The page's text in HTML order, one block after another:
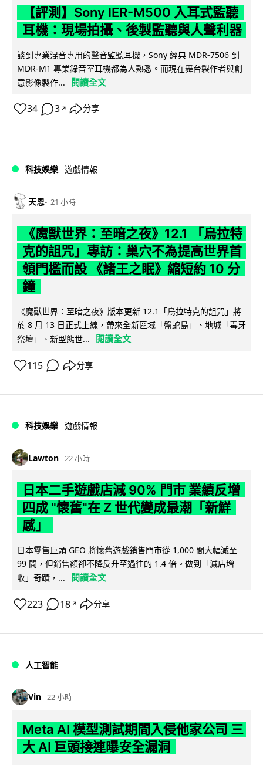
【評測】Sony IER-M500 入耳式監聽
耳機：現場拍攝、後製監聽與人聲利器
談到專業混音專用的聲音監聽耳機，Sony 經典 MDR-7506 到
MDR-M1 專業錄音室耳機都為人熟悉。而現在舞台製作者與創
意影像製作...
閱讀全文
34 3 ↗ 分享
科技娛樂 遊戲情報
天恩 21 小時
《魔獸世界：至暗之夜》12.1 「烏拉特
克的詛咒」專訪：巢穴不為提高世界首
領門檻而設 《諸王之眠》縮短約 10 分
鐘
《魔獸世界：至暗之夜》版本更新 12.1「烏拉特克的詛咒」將
於 8 月 13 日正式上線，帶來全新區域「盤蛇島」、地城「毒牙
祭壇」、新型態世...
閱讀全文
115 分享
科技娛樂 遊戲情報
Lawton 22 小時
日本二手遊戲店減 90% 門市 業績反增
四成 "懷舊"在 Z 世代變成最潮「新鮮
感」
日本零售巨頭 GEO 將懷舊遊戲銷售門市從 1,000 間大幅減至
99 間，但銷售額卻不降反升至過往的 1.4 倍。做到「減店增
收」奇蹟，...
閱讀全文
223 18 ↗ 分享
人工智能
Vin 22 小時
Meta AI 模型測試期間入侵他家公司 三
大 AI 巨頭接連曝安全漏洞